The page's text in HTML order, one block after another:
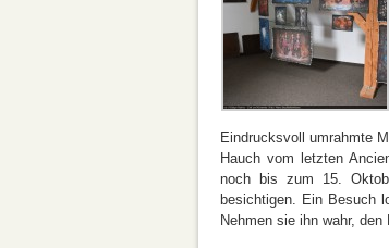
Eindrucksvoll umrahmte
Hauch vom letzten
noch bis zum 15.
besichtigen. Ein Besuch
Nehmen sie ihn wahr,